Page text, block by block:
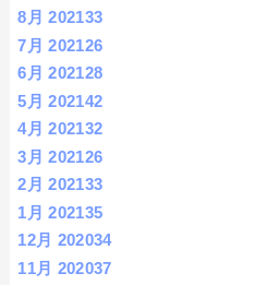
8月 202133
7月 202126
6月 202128
5月 202142
4月 202132
3月 202126
2月 202133
1月 202135
12月 202034
11月 202037